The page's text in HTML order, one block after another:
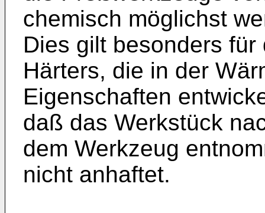
chemisch möglichst
Dies gilt besonders
Härters, die in der
Eigenschaften
daß das Werkstück
dem Werkzeug
nicht anhaftet.